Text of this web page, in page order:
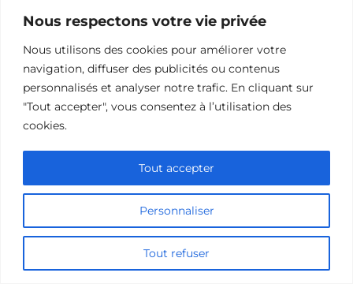
Nous respectons votre vie privée
Nous utilisons des cookies pour améliorer votre
navigation, diffuser des publicités ou contenus
personnalisés et analyser notre trafic. En cliquant sur
"Tout accepter", vous consentez à l’utilisation des
cookies.
Personnaliser
Tout refuser
Tout accepter
pour les Fans de Frissons
10 Films et Séries Similaires à